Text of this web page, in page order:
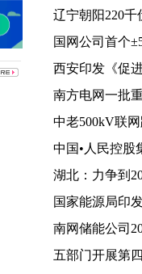
辽宁朝阳220
国网公司首个
西安印发《促
南方电网一批
中老500kV联
中国•人民控股
湖北：力争到
国家能源局印
南网储能公司
五部门开展第